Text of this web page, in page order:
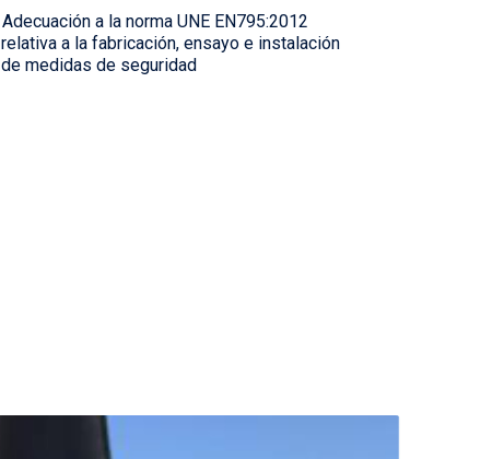
Adecuación a la norma UNE EN795:2012
relativa a la fabricación, ensayo e instalación
de medidas de seguridad